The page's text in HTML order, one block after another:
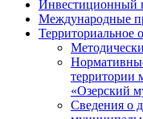
Инвестиционный
Международные
Территориальное
территории
«Озерский
Сведения о